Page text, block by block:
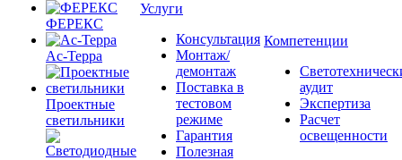
ФЕРЕКС
Ас-Терра
Проектные
светильники
Услуги
Консультация
Монтаж/
демонтаж
Поставка в
тестовом
режиме
Гарантия
Полезная
Компетенции
аудит
Экспертиза
Расчет
освещенности